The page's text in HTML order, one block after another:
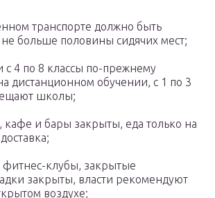
транспорте должно быть
больше половины сидячих мест;
4 по 8 классы по-прежнему
дистанционном обучении, с 1 по 3
школы;
кафе и бары закрыты, еда только на
фитнес-клубы, закрытые
закрыты, власти рекомендуют
воздухе;